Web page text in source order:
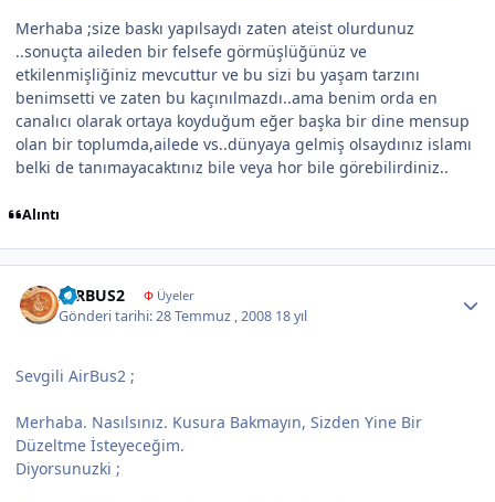
Merhaba ;size baskı yapılsaydı zaten ateist olurdunuz
..sonuçta aileden bir felsefe görmüşlüğünüz ve
etkilenmişliğiniz mevcuttur ve bu sizi bu yaşam tarzını
benimsetti ve zaten bu kaçınılmazdı..ama benim orda en
canalıcı olarak ortaya koyduğum eğer başka bir dine mensup
olan bir toplumda,ailede vs..dünyaya gelmiş olsaydınız islamı
belki de tanımayacaktınız bile veya hor bile görebilirdiniz..
Alıntı
AIRBUS2 ΦÜyeler
Gönderi tarihi:28 Temmuz , 2008 18 yıl
Sevgili AirBus2 ;
Merhaba. Nasılsınız. Kusura Bakmayın, Sizden Yine Bir
Düzeltme İsteyeceğim.
Diyorsunuzki ;